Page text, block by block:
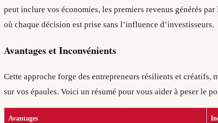
peut inclure vos économies, les premiers revenus générés
où chaque décision est prise sans l’influence d’investisseurs.
Avantages et Inconvénients
Cette approche forge des entrepreneurs résilients et créatifs,
sur vos épaules. Voici un résumé pour vous aider à peser le
Avantages